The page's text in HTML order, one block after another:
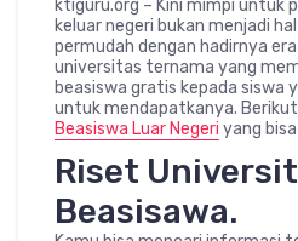
ktiguru.org – Kini mimpi untuk
keluar negeri bukan menjadi
permudah dengan hadirnya
universitas ternama yang
beasiswa gratis kepada siswa
untuk mendapatkanya. Berikut
Beasiswa Luar Negeri yang
Riset
Beasisawa.